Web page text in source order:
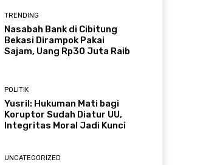
TRENDING
Nasabah Bank di Cibitung
Bekasi Dirampok Pakai
Sajam, Uang Rp30 Juta Raib
POLITIK
Yusril: Hukuman Mati bagi
Koruptor Sudah Diatur UU,
Integritas Moral Jadi Kunci
UNCATEGORIZED